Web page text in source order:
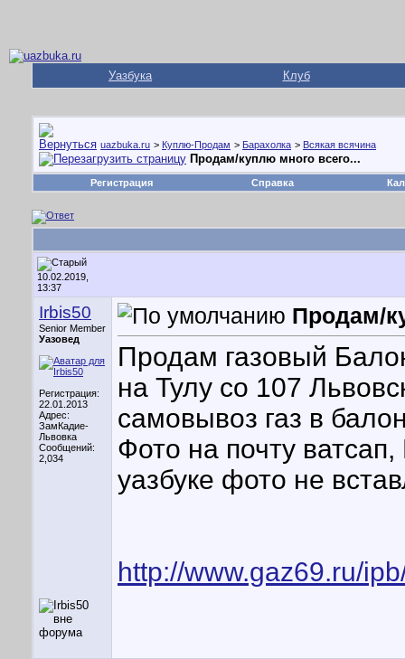
Уазбука Клуб
uazbuka.ru > Куплю-Продам > Барахолка > Всякая всячина
Продам/куплю много всего...
Регистрация Справка
10.02.2019,
13:37
Irbis50
Senior Member
Уазовед
Регистрация:
22.01.2013
Адрес:
ЗамКадие-
Львовка
Сообщений:
2,034
Продам/
Продам газовый
на Тулу со 107
самовывоз газ в
Фото на почту
уазбуке фото не
http://www.gaz69.ru/